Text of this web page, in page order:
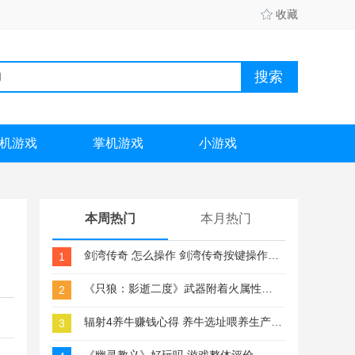
收藏
游戏 掌机游戏 小游戏
本周热门 本月热门
1
2
3